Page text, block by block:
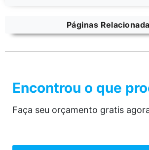
Páginas
Encontrou o que
Faça seu orçamento gratis